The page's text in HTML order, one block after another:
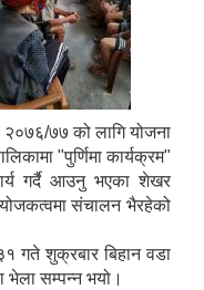
७७ को लागि योजना
"पुर्णिमा कार्यक्रम"
गर्दै आउनु भएका शेखर
संचालन भैरहेको
गते शुक्रबार बिहान वडा
भेला सम्पन्न भयो।